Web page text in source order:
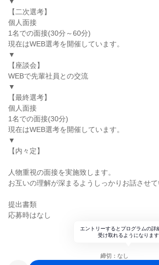
【二次選考】
個人面接
1名での面接(30分～60分)
現在はWEB選考を開催しています。
▼
【座談会】
WEBで先輩社員との交流
▼
【最終選考】
個人面接
1名での面接(30分)
現在はWEB選考を開催しています。
▼
【内々定】
人物重視の面接を実施致します。
お互いの理解が深まるようしっかりお話させて
提出書類
応募時はなし
エントリーするとプログラムの詳
受け取れるようになります
締切：なし